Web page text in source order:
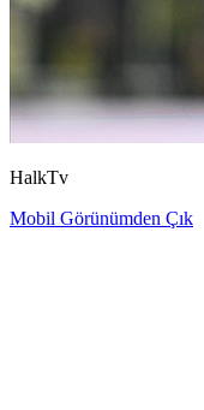
HalkTv
Mobil Görünümden Çık